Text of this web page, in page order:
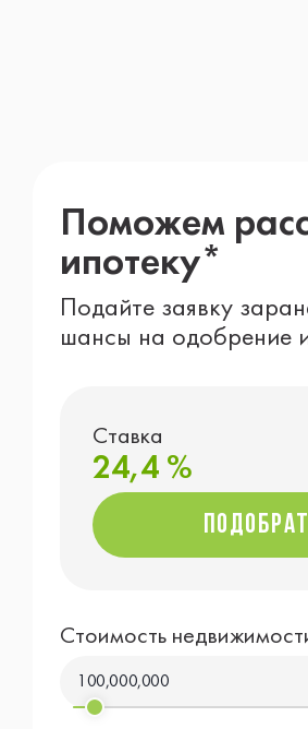
Поможем
ипотеку*
Подайте заявку
шансы на одобрение
Стоимость
100,000,000
Ставка
24,4 %